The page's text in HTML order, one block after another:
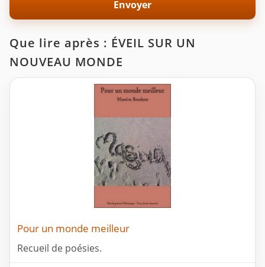
Que lire après : ÉVEIL SUR UN
NOUVEAU MONDE
Pour un monde meilleur
Recueil de poésies.